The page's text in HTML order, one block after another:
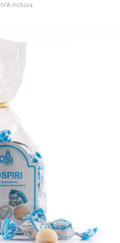
IVA inclusa